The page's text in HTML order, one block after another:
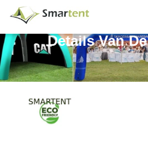
Details Van